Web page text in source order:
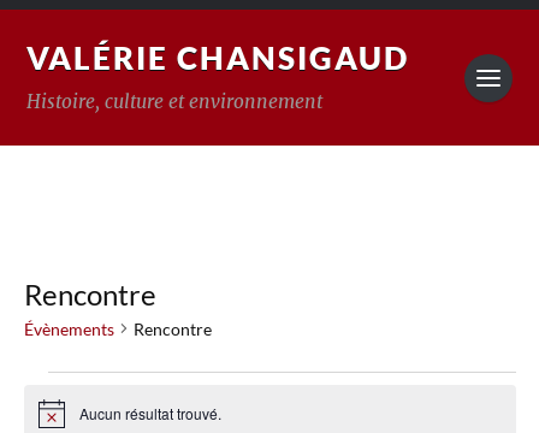
VALÉRIE CHANSIGAUD
Histoire, culture et environnement
Rencontre
Évènements Rencontre
Notice Aucun résultat trouvé.